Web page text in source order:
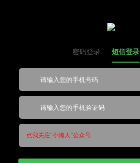
密码登录 短信登录
点我关注“小淹人”公众号